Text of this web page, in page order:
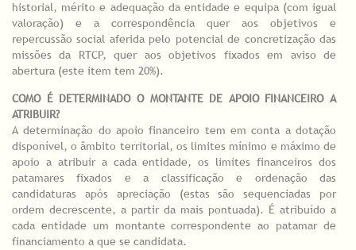
historial, mérito e adequação da entidade e equipa (com igual
valoração) e a correspondência quer aos objetivos e
repercussão social aferida pelo potencial de concretização das
missões da RTCP, quer aos objetivos fixados em aviso de
abertura (este item tem 20%).
COMO É DETERMINADO O MONTANTE DE APOIO FINANCEIRO A
ATRIBUIR?
A determinação do apoio financeiro tem em conta a dotação
disponível, o âmbito territorial, os limites mínimo e máximo de
apoio a atribuir a cada entidade, os limites financeiros dos
patamares fixados e a classificação e ordenação das
candidaturas após apreciação (estas são sequenciadas por
ordem decrescente, a partir da mais pontuada). É atribuído a
cada entidade um montante correspondente ao patamar de
financiamento a que se candidata.